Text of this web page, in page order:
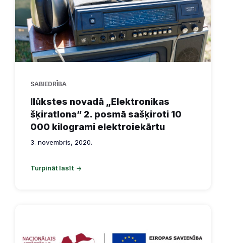
SABIEDRĪBA
Ilūkstes novadā „Elektronikas
šķiratlona” 2. posmā sašķiroti 10
000 kilogrami elektroiekārtu
3. novembris, 2020.
Turpināt lasīt